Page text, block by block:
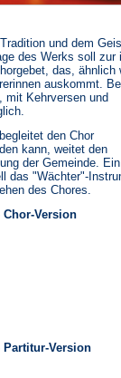
und dem
des Werks soll zur
das, ähnlich
auskommt.
mit Kehrversen und
den Chor
kann, weitet den
der Gemeinde. Ein
das "Wächter"-
des Chores.
Version
Version